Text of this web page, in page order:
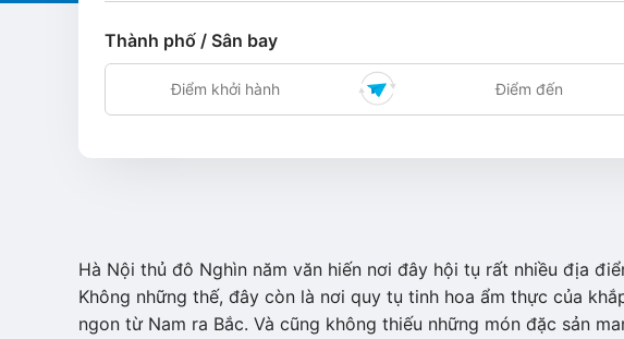
Thành phố / Sân bay
Hà Nội thủ đô Nghìn năm văn hiến nơi đây hội tụ rất nhiều địa
Không những thế, đây còn là nơi quy tụ tinh hoa ẩm thực của
ngon từ Nam ra Bắc. Và cũng không thiếu những món đặc sản